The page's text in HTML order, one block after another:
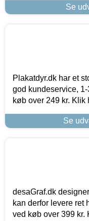
Se
Plakatdyr.dk har et
god kundeservice,
køb over 249 kr. Klik
Se
desaGraf.dk
kan derfor levere ret
ved køb over 399 kr.